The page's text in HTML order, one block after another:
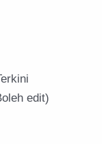
edit)